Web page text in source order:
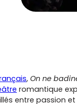
, On ne
romantique
entre passion